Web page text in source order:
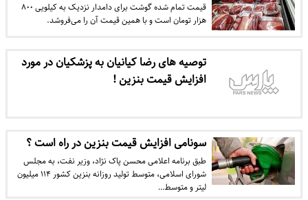
قیمت تمام شده گوشت برای دامدار نزدیک به کیلویی ۸۰۰
هزار تومان است و با همین قیمت آن را می‌فروشد.
توصیه های رضا کیانیان به پزشکیان در مورد
افزایش قیمت بنزین !
سونامی افزایش قیمت بنزین در راه است ؟
طبق برنامه اعلامی محسن پاک نژاد، وزیر نفت، به مجلس
شورای اسلامی، متوسط تولید روزانه بنزین کشور ۱۱۴ میلیون
لیتر و متوسط…